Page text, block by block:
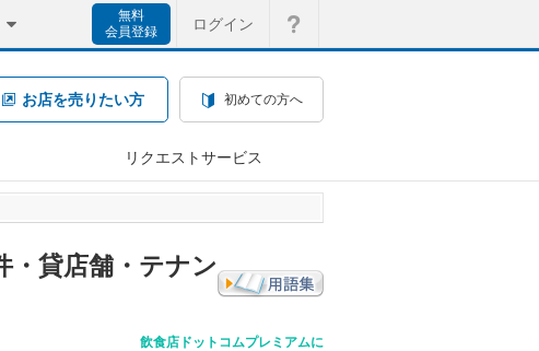
無料
会員登録
ログイン
お店を売りたい方 初めての方へ
リクエストサービス
・貸店舗・テナン
飲食店ドットコムプレミアムに